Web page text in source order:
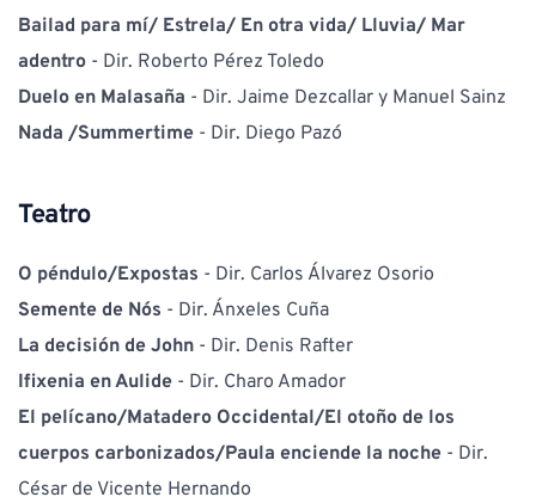
Bailad para mí/ Estrela/ En otra vida/ Lluvia/ Mar
adentro - Dir. Roberto Pérez Toledo
Duelo en Malasaña - Dir. Jaime Dezcallar y Manuel Sainz
Nada /Summertime - Dir. Diego Pazó
Teatro
O péndulo/Expostas - Dir. Carlos Álvarez Osorio
Semente de Nós - Dir. Ánxeles Cuña
La decisión de John - Dir. Denis Rafter
Ifixenia en Aulide - Dir. Charo Amador
El pelícano/Matadero Occidental/El otoño de los
cuerpos carbonizados/Paula enciende la noche - Dir.
César de Vicente Hernando